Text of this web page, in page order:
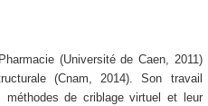
(Université de Caen, 2011)
(Cnam, 2014). Son travail
méthodes de criblage virtuel et leur